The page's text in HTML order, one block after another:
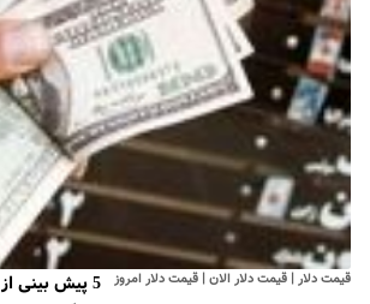
قیمت دلار | قیمت دلار الان | قیمت دلار امروز
5 پیش بینی از